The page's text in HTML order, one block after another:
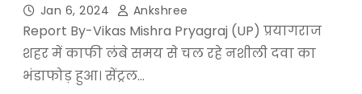
Jan 6, 2024 Ankshree
Report By-Vikas Mishra Pryagraj (UP) प्रयागराज
शहर में काफी लंबे समय से चल रहे नशीली दवा का
भंडाफोड़ हुआ। सेंट्रल…